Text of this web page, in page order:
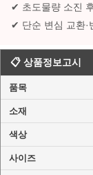
✔ 초도물량 소진
✔ 단순 변심 교환·
📋 상품정보고시
품목
소재
색상
사이즈